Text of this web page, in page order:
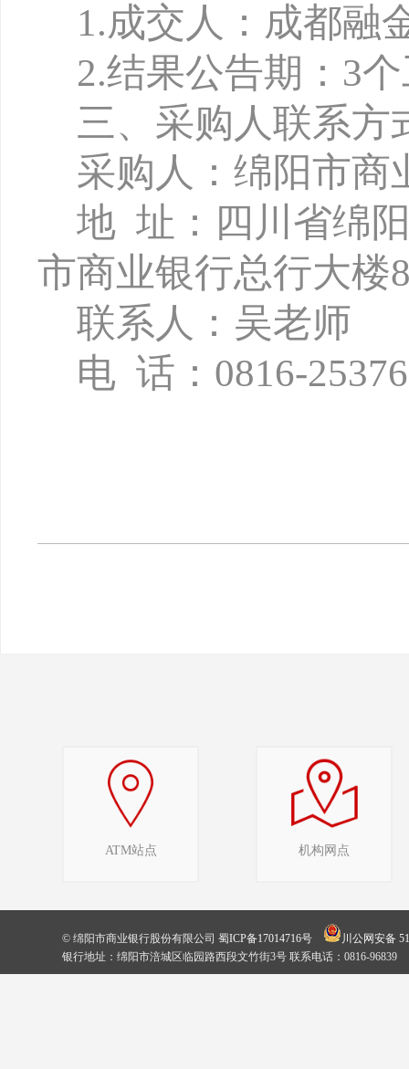
1.成交人：成都融
2.结果公告期： 3
三、采购人联系方
采购人：绵阳市商
地 址：四川省绵
市商业银行总行大楼
联系人：吴老师
电 话： 0816-
ATM站点 机构网点
© 绵阳市商业银行股份有限公司 蜀ICP备17014716号
川公网安备
银行地址：绵阳市涪城区临园路西段文竹街3号 联系电话：0816-96839